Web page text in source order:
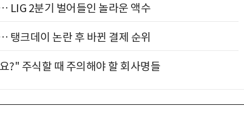
LIG 2분기 벌어들인 놀라운 액수
탱크데이 논란 후 바뀐 결제 순위
?" 주식할 때 주의해야 할 회사명들